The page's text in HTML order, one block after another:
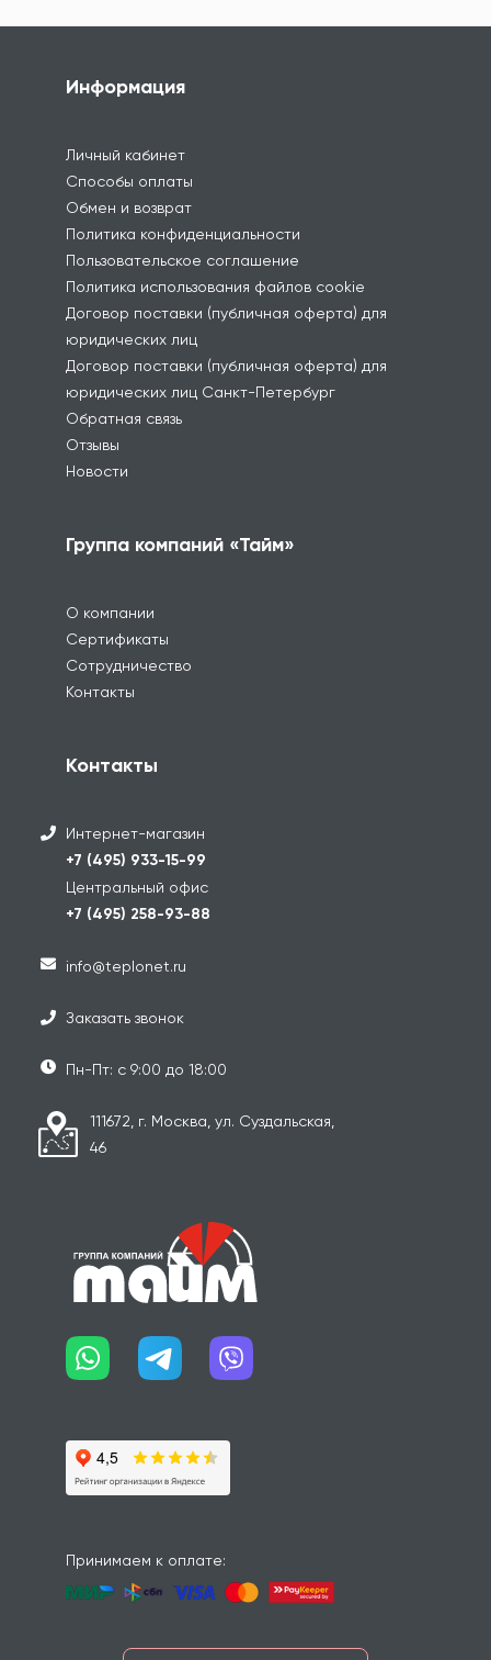
Информация
Личный кабинет
Способы оплаты
Обмен и возврат
Политика конфиденциальности
Пользовательское соглашение
Политика использования файлов cookie
Договор поставки (публичная оферта) для
юридических лиц
Договор поставки (публичная оферта) для
юридических лиц Санкт-Петербург
Обратная связь
Отзывы
Новости
Группа компаний «Тайм»
О компании
Сертификаты
Сотрудничество
Контакты
Контакты
Интернет-магазин
+7 (495) 933-15-99
Центральный офис
+7 (495) 258-93-88
info@teplonet.ru
Заказать звонок
Пн-Пт: с 9:00 до 18:00
111672, г. Москва, ул. Суздальская,
46
Принимаем к оплате: